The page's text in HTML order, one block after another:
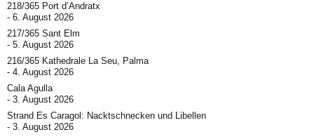
218/365 Port d’Andratx
6. August 2026
217/365 Sant Elm
5. August 2026
216/365 Kathedrale La Seu, Palma
4. August 2026
Cala Agulla
3. August 2026
Strand Es Caragol: Nacktschnecken und Libellen
3. August 2026